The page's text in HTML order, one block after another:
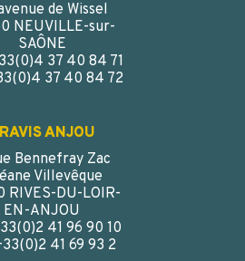
de Wissel
NEUVILLE-sur-
SAÔNE
37 40 84 71
37 40 84 72
ANJOU
Bennefray Zac
Villevêque
RIVES-DU-LOIR-
EN-ANJOU
41 96 90 10
41 69 93 2